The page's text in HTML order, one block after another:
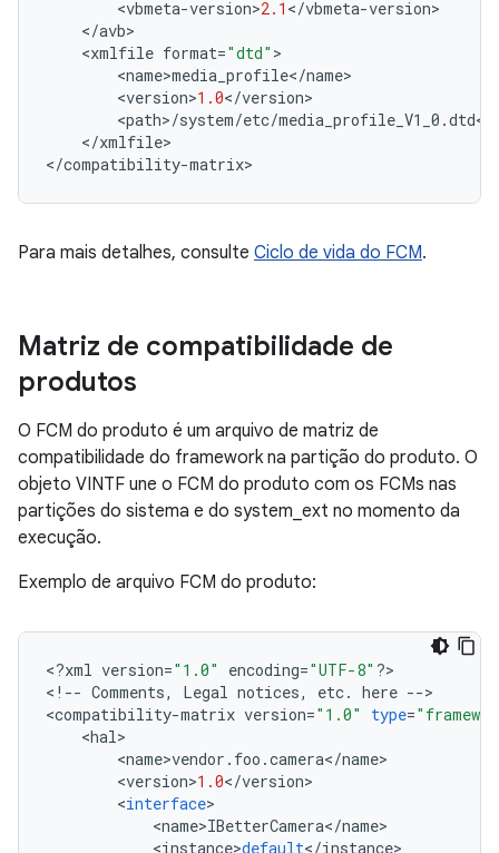
<vbmeta-version>2.1 </vbmeta-version>
</avb>
<xmlfile format="dtd" >
<name>media_profile</name>
<version>1.0</version>
<path>/system/etc/media_profile_V1_0 .dtd<
</xmlfile>
</compatibility-matrix>
Para mais detalhes, consulte Ciclo de vida do FCM.
Matriz de compatibilidade de
produtos
O FCM do produto é um arquivo de matriz de
compatibilidade do framework na partição do produto. O
objeto VINTF une o FCM do produto com os FCMs nas
partições do sistema e do system_ext no momento da
execução.
Exemplo de arquivo FCM do produto:
<?xml version="1.0" encoding="UTF-8" ?>
< ! -- Comments, Legal notices, etc. here -->
<compatibility-matrix version="1.0" type=
<hal>
<name>vendor . foo .camera</name>
<version>1.0</version>
<interface>
<name>IBetterCamera</name>
<instance>default</instance>